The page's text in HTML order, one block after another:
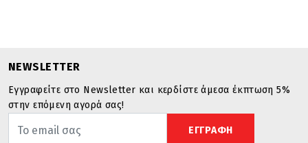
NEWSLETTER
Εγγραφείτε στο Newsletter και κερδίστε άμεσα έκπτωση 5%
στην επόμενη αγορά σας!
ΕΓΓΡΑΦΗ